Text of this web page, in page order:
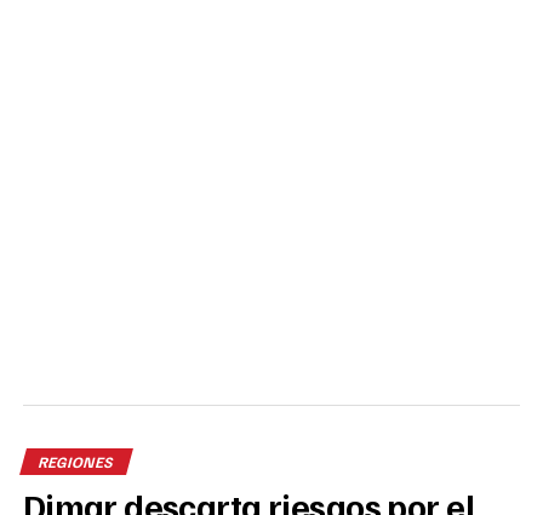
REGIONES
Dimar descarta riesgos por el